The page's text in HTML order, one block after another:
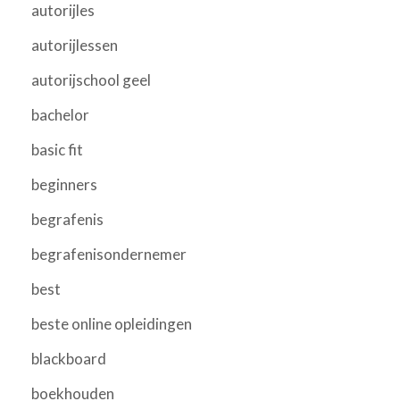
autorijles
autorijlessen
autorijschool geel
bachelor
basic fit
beginners
begrafenis
begrafenisondernemer
best
beste online opleidingen
blackboard
boekhouden